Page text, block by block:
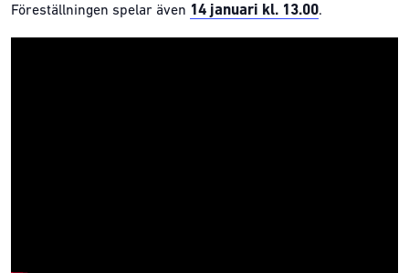
Föreställningen spelar även 14 januari kl. 13.00.